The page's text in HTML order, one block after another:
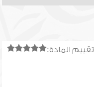
تقييم المادة: